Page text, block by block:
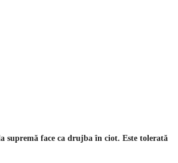
supremă face ca drujba în ciot. Este tolerată